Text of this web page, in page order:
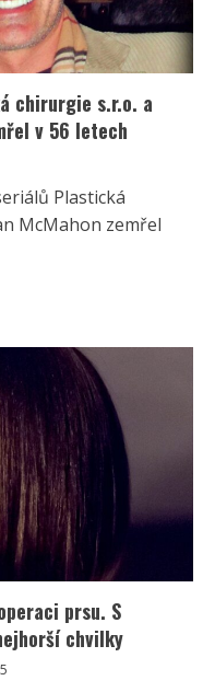
chirurgie s.r.o. a
v 56 letech
Plastická
McMahon zemřel
prsu. S
chvilky